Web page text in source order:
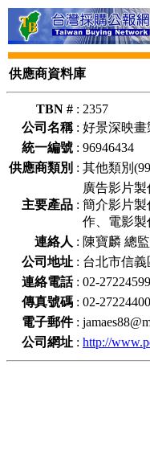
供應商資料庫
TBN # : 2357
公司名稱: 好景深映畫
統一編號 : 96946434
供應商類別 : 其他類別
主要產品 :
廣告影片
簡介影片
作、電影
連絡人 : 陳寶麟 總
公司地址 : 台北市信義
連絡電話: 02-27224599
傳真號碼 : 02-27224400
電子郵件:
公司網址 : http://